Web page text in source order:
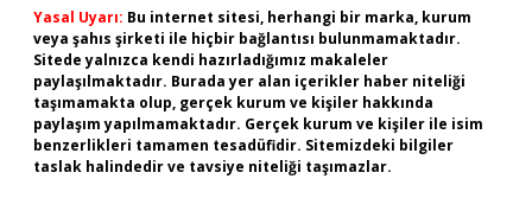
Yasal Uyarı: Bu internet sitesi, herhangi bir marka, kurum
veya şahıs şirketi ile hiçbir bağlantısı bulunmamaktadır.
Sitede yalnızca kendi hazırladığımız makaleler
paylaşılmaktadır. Burada yer alan içerikler haber niteliği
taşımamakta olup, gerçek kurum ve kişiler hakkında
paylaşım yapılmamaktadır. Gerçek kurum ve kişiler ile isim
benzerlikleri tamamen tesadüfidir. Sitemizdeki bilgiler
taslak halindedir ve tavsiye niteliği taşımazlar.